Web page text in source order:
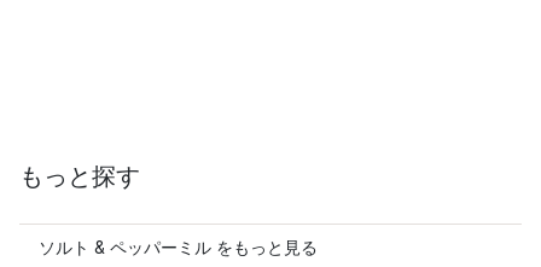
もっと探す
ソルト & ペッパーミル をもっと見る